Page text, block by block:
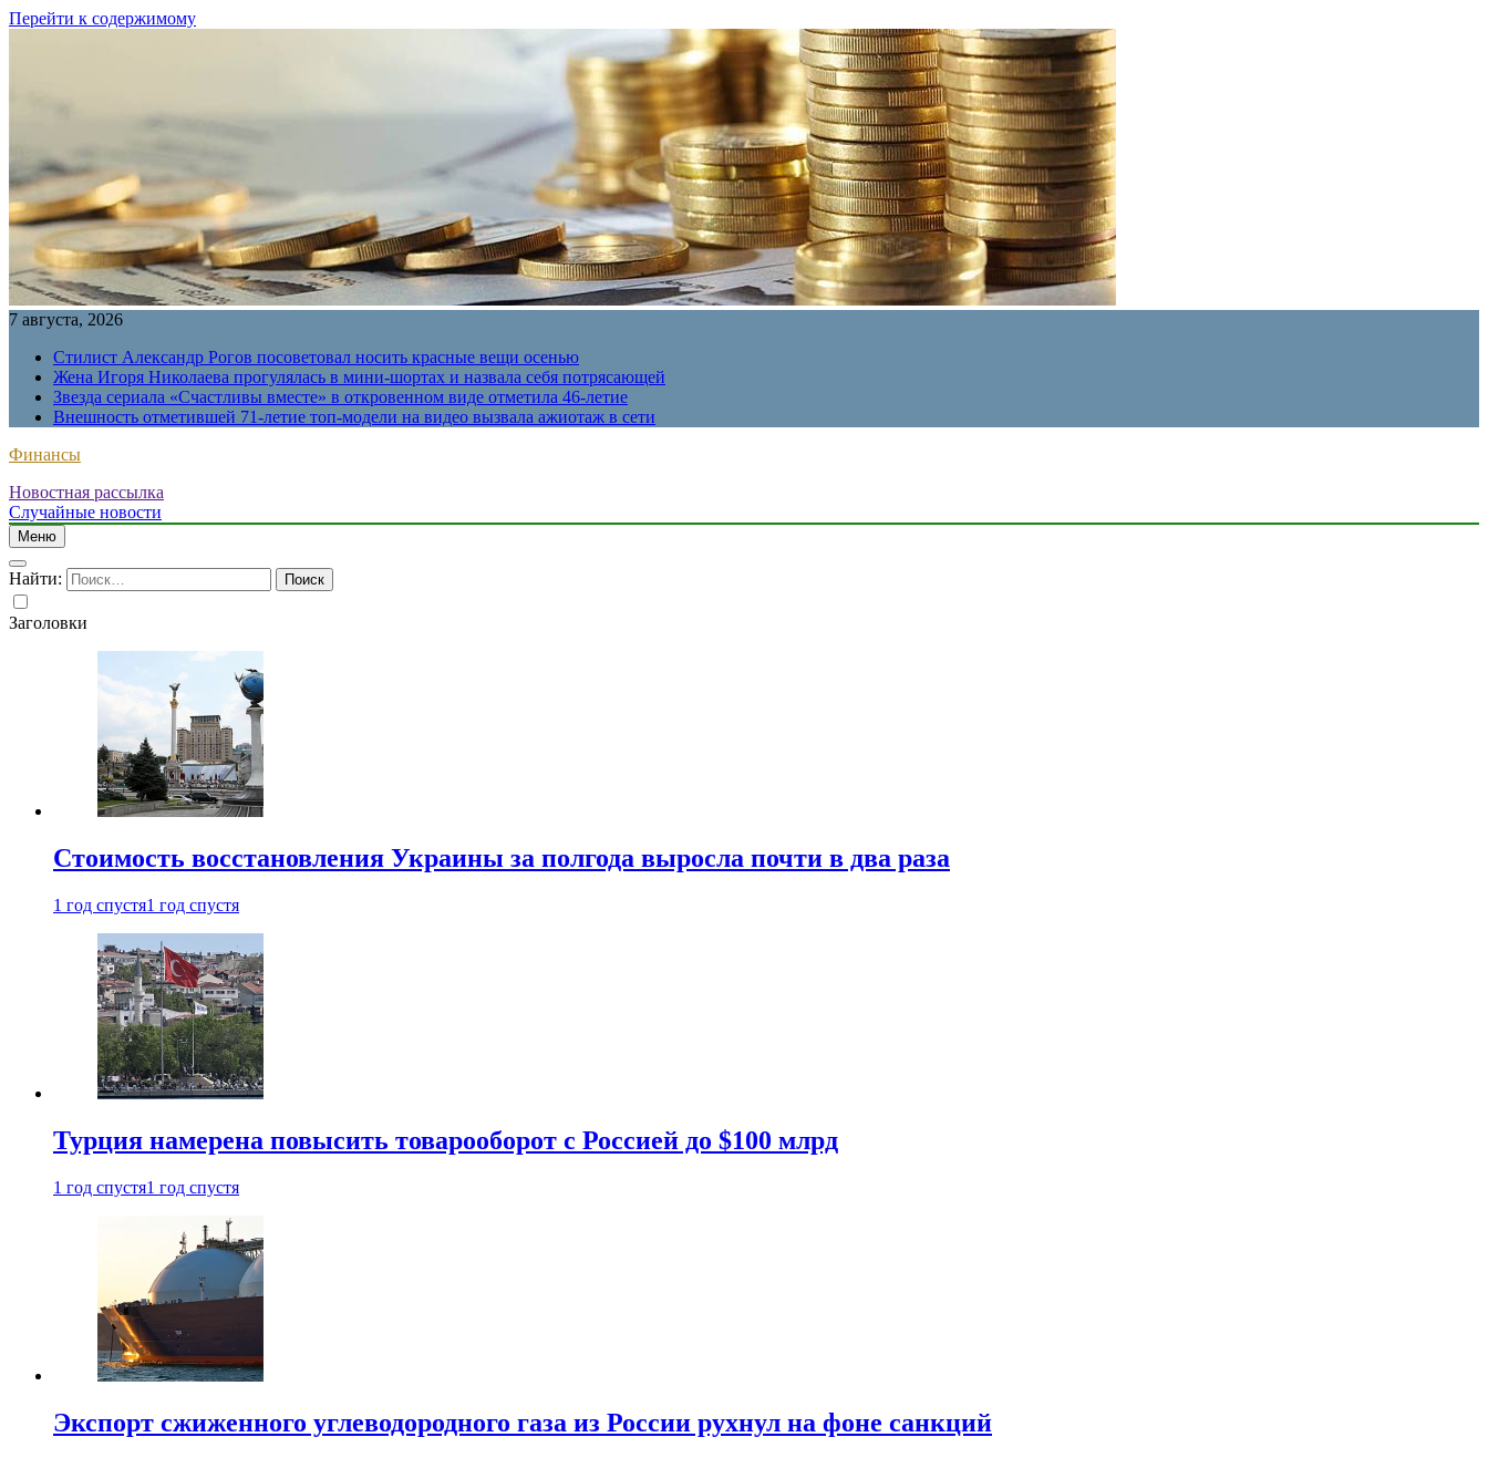
Перейти к содержимому
7 августа, 2026
Стилист Александр Рогов посоветовал носить красные вещи осенью
Жена Игоря Николаева прогулялась в мини-шортах и назвала себя потрясающей
Звезда сериала «Счастливы вместе» в откровенном виде отметила 46-летие
Внешность отметившей 71-летие топ-модели на видео вызвала ажиотаж в сети
Финансы
Новостная рассылка
Случайные новости
Меню
Найти:
Заголовки
Стоимость восстановления Украины за полгода выросла почти в два раза
1 год спустя1 год спустя
Турция намерена повысить товарооборот с Россией до $100 млрд
1 год спустя1 год спустя
Экспорт сжиженного углеводородного газа из России рухнул на фоне санкций